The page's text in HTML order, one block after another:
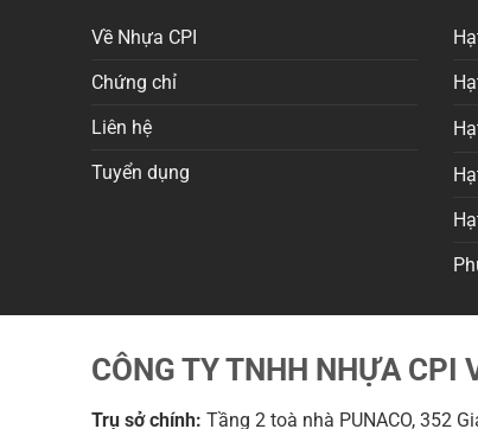
Về Nhựa CPI
Chứng chỉ
Liên hệ
Tuyển dụng
CÔNG TY TNHH NHỰA CPI
Trụ sở chính: Tầng 2 toà nhà PUNACO, 352